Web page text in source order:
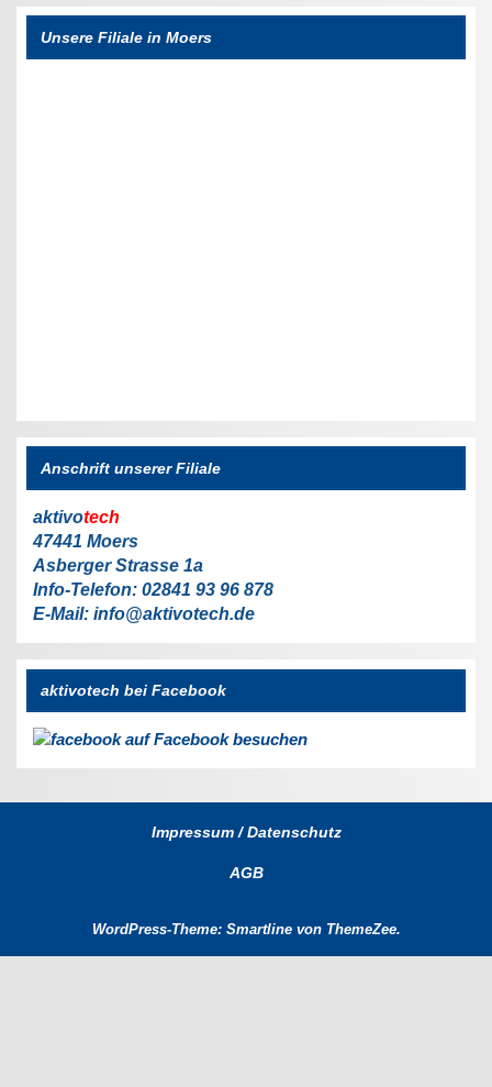
Unsere Filiale in Moers
Anschrift unserer Filiale
aktivotech
47441 Moers
Asberger Strasse 1a
Info-Telefon: 02841 93 96 878
E-Mail: info@aktivotech.de
aktivotech bei Facebook
auf Facebook besuchen
Impressum / Datenschutz
AGB
WordPress-Theme: Smartline von ThemeZee.